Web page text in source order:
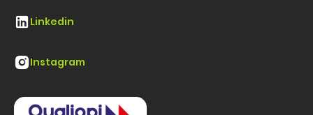
Linkedin
Instagram